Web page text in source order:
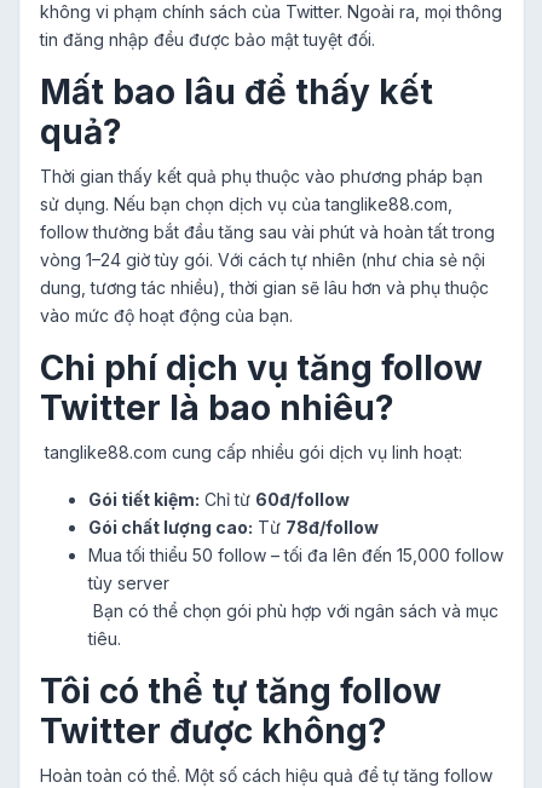
không vi phạm chính sách của Twitter. Ngoài ra, mọi thông
tin đăng nhập đều được bảo mật tuyệt đối.
Mất bao lâu để thấy kết
quả?
Thời gian thấy kết quả phụ thuộc vào phương pháp bạn
sử dụng. Nếu bạn chọn dịch vụ của tanglike88.com,
follow thường bắt đầu tăng sau vài phút và hoàn tất trong
vòng 1–24 giờ tùy gói. Với cách tự nhiên (như chia sẻ nội
dung, tương tác nhiều), thời gian sẽ lâu hơn và phụ thuộc
vào mức độ hoạt động của bạn.
Chi phí dịch vụ tăng follow
Twitter là bao nhiêu?
tanglike88.com cung cấp nhiều gói dịch vụ linh hoạt:
Gói tiết kiệm: Chỉ từ 60đ/follow
Gói chất lượng cao: Từ 78đ/follow
Mua tối thiểu 50 follow – tối đa lên đến 15,000 follow
tùy server
Bạn có thể chọn gói phù hợp với ngân sách và mục
tiêu.
Tôi có thể tự tăng follow
Twitter được không?
Hoàn toàn có thể. Một số cách hiệu quả để tự tăng follow